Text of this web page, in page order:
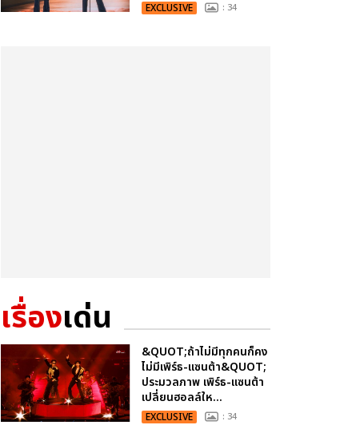
EXCLUSIVE : 34
เรื่องเด่น
&QUOT;ถ้าไม่มีทุกคนก็คง
ไม่มีเพิร์ธ-แซนต้า&QUOT;
ประมวลภาพ เพิร์ธ-แซนต้า
เปลี่ยนฮอลล์ให...
EXCLUSIVE : 34